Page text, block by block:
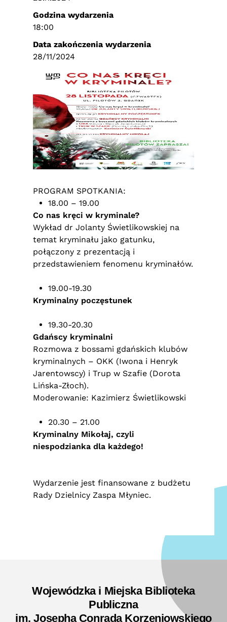
PROGRAM SPOTKANIA:
18.00 – 19.00
Co nas kręci w kryminale?
Wykład dr Jolanty Świetlikowskiej na
temat kryminału jako gatunku,
połączony z prezentacją i
przedstawieniem fenomenu kryminałów.
19.00-19.30
Kryminalny poczęstunek
19.30-20.30
Gdańscy kryminalni
Rozmowa z bossami gdańskich klubów
kryminalnych – OKK (Iwona i Henryk
Jarentowscy) i Trup w Szafie (Dorota
Lińska-Złoch).
Moderowanie: Kazimierz Świetlikowski
20.30 – 21.00
Kryminalny Mikołaj, czyli
niespodzianka dla każdego!
Wydarzenie jest finansowane z budżetu
Rady Dzielnicy Zaspa Młyniec.
Godzina wydarzenia
18:00
Data zakończenia wydarzenia
28/11/2024
Wojewódzka i Miejska Biblioteka
Publiczna
im. Josepha Conrada Korzeniowskiego